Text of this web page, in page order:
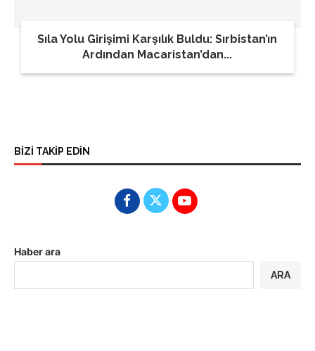
Sıla Yolu Girişimi Karşılık Buldu: Sırbistan’ın
Ardından Macaristan’dan...
BİZİ TAKİP EDİN
Haber ara
ARA